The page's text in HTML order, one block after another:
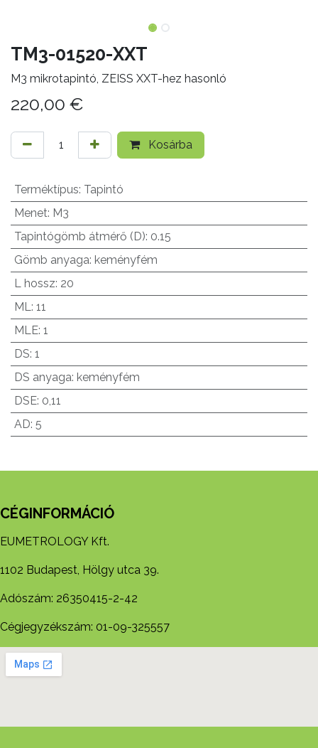
TM3-01520-XXT
M3 mikrotapintó, ZEISS XXT-hez hasonló
220,00 €
Kosárba
Terméktípus: Tapintó
Menet: M3
Tapintógömb átmérő (D): 0.15
Gömb anyaga: keményfém
L hossz: 20
ML: 11
MLE: 1
DS: 1
DS anyaga: keményfém
DSE: 0,11
AD: 5
CÉGINFORMÁCIÓ
EUMETROLOGY Kft.
1102 Budapest, Hölgy utca 39.
Adószám: 26350415-2-42
Cégjegyzékszám: 01-09-325557